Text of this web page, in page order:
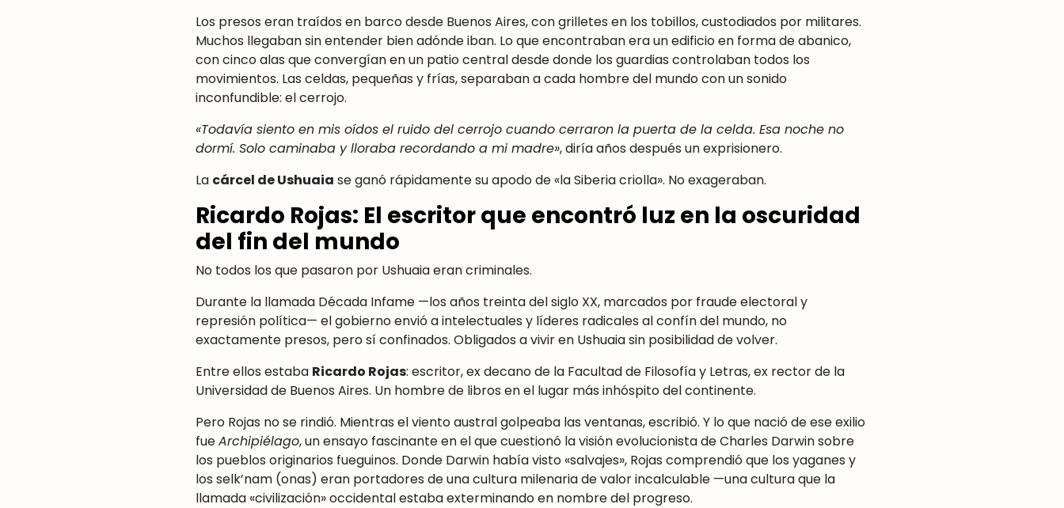
Los presos eran traídos en barco desde Buenos Aires, con grilletes en los tobillos, custodiados por militares.
Muchos llegaban sin entender bien adónde iban. Lo que encontraban era un edificio en forma de abanico,
con cinco alas que convergían en un patio central desde donde los guardias controlaban todos los
movimientos. Las celdas, pequeñas y frías, separaban a cada hombre del mundo con un sonido
inconfundible: el cerrojo.
«Todavía siento en mis oídos el ruido del cerrojo cuando cerraron la puerta de la celda. Esa noche no
dormí. Solo caminaba y lloraba recordando a mi madre», diría años después un exprisionero.
La cárcel de Ushuaia se ganó rápidamente su apodo de «la Siberia criolla». No exageraban.
Ricardo Rojas: El escritor que encontró luz en la oscuridad
del fin del mundo
No todos los que pasaron por Ushuaia eran criminales.
Durante la llamada Década Infame —los años treinta del siglo XX, marcados por fraude electoral y
represión política— el gobierno envió a intelectuales y líderes radicales al confín del mundo, no
exactamente presos, pero sí confinados. Obligados a vivir en Ushuaia sin posibilidad de volver.
Entre ellos estaba Ricardo Rojas: escritor, ex decano de la Facultad de Filosofía y Letras, ex rector de la
Universidad de Buenos Aires. Un hombre de libros en el lugar más inhóspito del continente.
Pero Rojas no se rindió. Mientras el viento austral golpeaba las ventanas, escribió. Y lo que nació de ese exilio
fueArchipiélago, un ensayo fascinante en el que cuestionó la visión evolucionista de Charles Darwin sobre
los pueblos originarios fueguinos. Donde Darwin había visto «salvajes», Rojas comprendió que los yaganes y
los selk’nam (onas) eran portadores de una cultura milenaria de valor incalculable —una cultura que la
llamada «civilización» occidental estaba exterminando en nombre del progreso.